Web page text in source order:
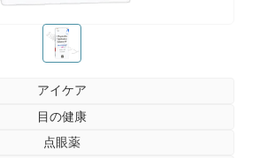
お薬ショップ
アイケア
目の健康
点眼薬